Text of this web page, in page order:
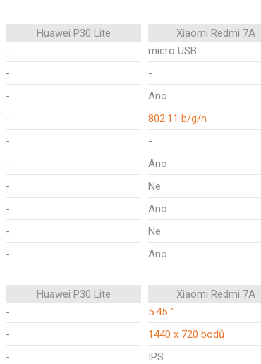
Huawei P30 Lite Xiaomi Redmi 7A
- micro USB
- -
- Ano
- 802.11 b/g/n
- -
- Ano
- Ne
- Ano
- Ne
- Ano
Huawei P30 Lite Xiaomi Redmi 7A
- 5.45 "
- 1440 x 720 bodů
- IPS